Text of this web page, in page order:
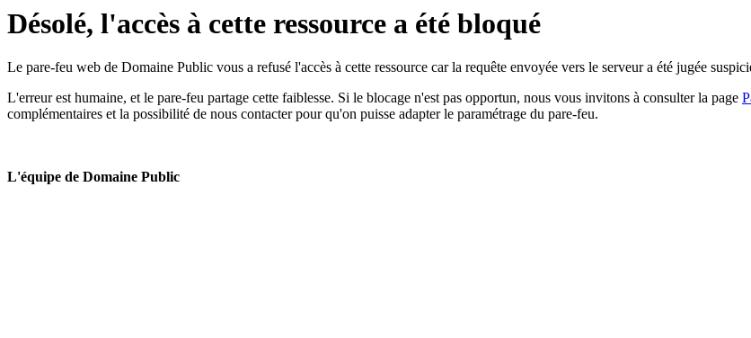
Désolé, l'accès à cette ressource a été bloqué
Le pare-feu web de Domaine Public vous a refusé l'accès à cette ressource car la requête envoyée vers le serveur a été jugée
L'erreur est humaine, et le pare-feu partage cette faiblesse. Si le blocage n'est pas opportun, nous vous invitons à consulter la page
complémentaires et la possibilité de nous contacter pour qu'on puisse adapter le paramétrage du pare-feu.
L'équipe de Domaine Public